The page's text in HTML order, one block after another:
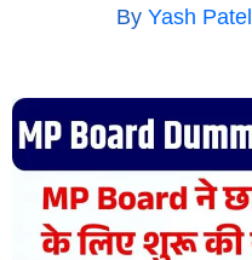
By Yash Patel